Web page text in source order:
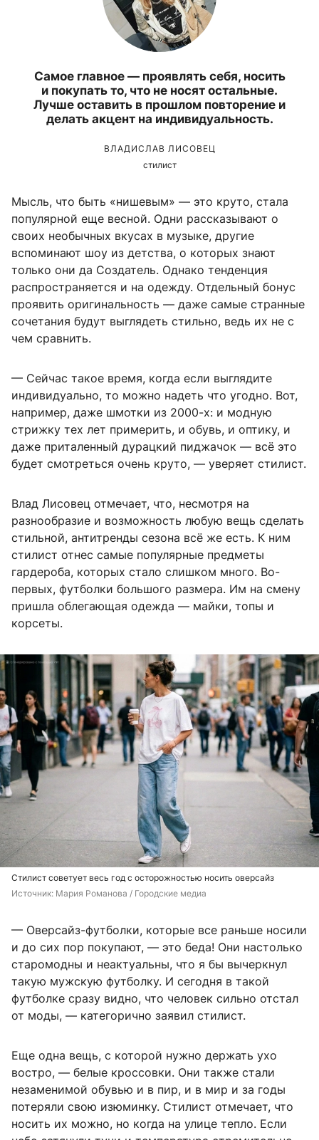
Самое главное — проявлять себя, носить
и покупать то, что не носят остальные.
Лучше оставить в прошлом повторение и
делать акцент на индивидуальность.
ВЛАДИСЛАВ ЛИСОВЕЦ
стилист
Мысль, что быть «нишевым» — это круто, стала
популярной еще весной. Одни рассказывают о
своих необычных вкусах в музыке, другие
вспоминают шоу из детства, о которых знают
только они да Создатель. Однако тенденция
распространяется и на одежду. Отдельный бонус
проявить оригинальность — даже самые странные
сочетания будут выглядеть стильно, ведь их не с
чем сравнить.
— Сейчас такое время, когда если выглядите
индивидуально, то можно надеть что угодно. Вот,
например, даже шмотки из 2000-х: и модную
стрижку тех лет примерить, и обувь, и оптику, и
даже приталенный дурацкий пиджачок — всё это
будет смотреться очень круто, — уверяет стилист.
Влад Лисовец отмечает, что, несмотря на
разнообразие и возможность любую вещь сделать
стильной, антитренды сезона всё же есть. К ним
стилист отнес самые популярные предметы
гардероба, которых стало слишком много. Во-
первых, футболки большого размера. Им на смену
пришла облегающая одежда — майки, топы и
корсеты.
Стилист советует весь год с осторожностью носить оверсайз
Источник: Мария Романова / Городские медиа
— Оверсайз-футболки, которые все раньше носили
и до сих пор покупают, — это беда! Они настолько
старомодны и неактуальны, что я бы вычеркнул
такую мужскую футболку. И сегодня в такой
футболке сразу видно, что человек сильно отстал
от моды, — категорично заявил стилист.
Еще одна вещь, с которой нужно держать ухо
востро, — белые кроссовки. Они также стали
незаменимой обувью и в пир, и в мир и за годы
потеряли свою изюминку. Стилист отмечает, что
носить их можно, но когда на улице тепло. Если